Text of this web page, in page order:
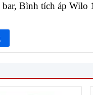
Bình tích áp Wilo